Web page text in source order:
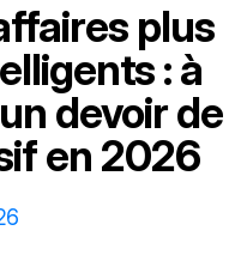
plus
: à
devoir de
en 2026